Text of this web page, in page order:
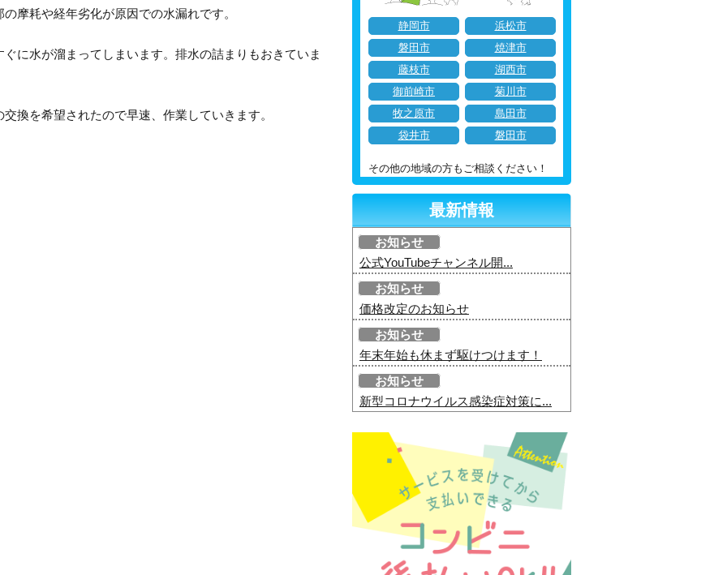
摩耗や経年劣化が原因での水漏れです。
に水が溜まってしまいます。排水の詰まりもおきていま
換を希望されたので早速、作業していきます。
静岡市
浜松市
磐田市
焼津市
藤枝市
湖西市
御前崎市
菊川市
牧之原市
島田市
袋井市
磐田市
その他の地域の方もご相談ください！
最新情報
お知らせ
公式YouTubeチャンネル開...
お知らせ
価格改定のお知らせ
お知らせ
年末年始も休まず駆けつけます！
お知らせ
新型コロナウイルス感染症対策に...